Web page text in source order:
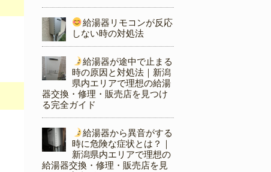
給湯器リモコンが反応
しない時の対処法
給湯器が途中で止まる
時の原因と対処法｜新潟
県内エリアで理想の給湯
器交換・修理・販売店を見つけ
る完全ガイド
給湯器から異音がする
時に危険な症状とは？｜
新潟県内エリアで理想の
給湯器交換・修理・販売店を見